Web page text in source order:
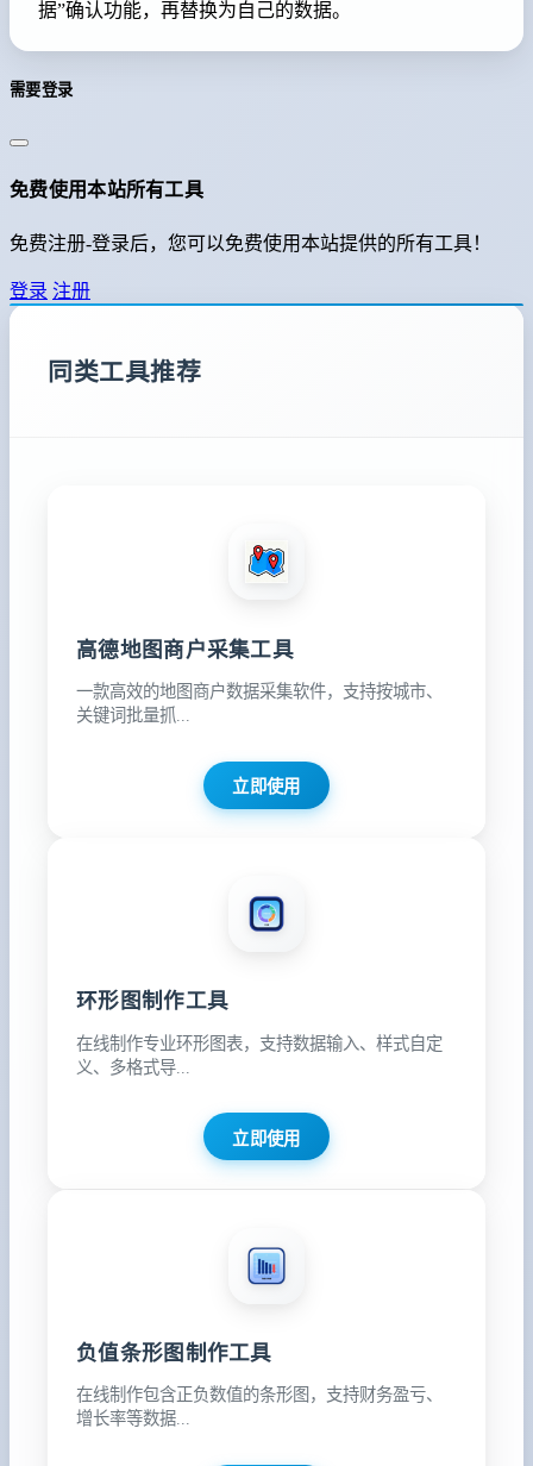
据”确认功能，再替换为自己的数据。
需要登录
免费使用本站所有工具
免费注册-登录后，您可以免费使用本站提供的所有工具！
登录 注册
同类工具推荐
高德地图商户采集工具
一款高效的地图商户数据采集软件，支持按城市、
关键词批量抓...
立即使用
环形图制作工具
在线制作专业环形图表，支持数据输入、样式自定
义、多格式导...
立即使用
负值条形图制作工具
在线制作包含正负数值的条形图，支持财务盈亏、
增长率等数据...